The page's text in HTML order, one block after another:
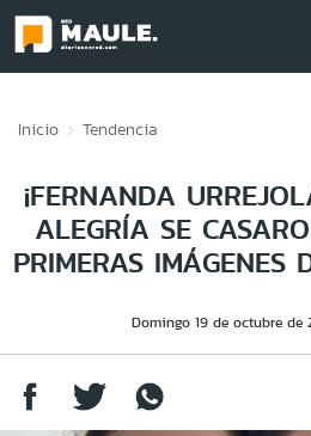
Inicio Tendencia
¡FERNANDA
ALEGRÍA SE
PRIMERAS IMÁGENES
Domingo 19 de octubre de